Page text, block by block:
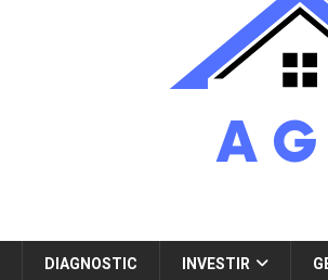
DIAGNOSTIC INVESTIR